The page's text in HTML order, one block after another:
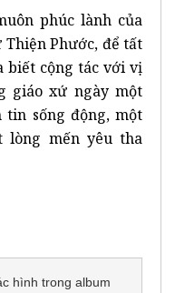
phúc lành của
Phước, để tất
biết cộng tác với vị
giáo xứ ngày một
sống động, một
lòng mến yêu tha
hình trong album